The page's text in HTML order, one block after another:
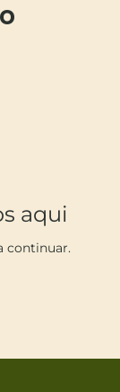
aqui
continuar.